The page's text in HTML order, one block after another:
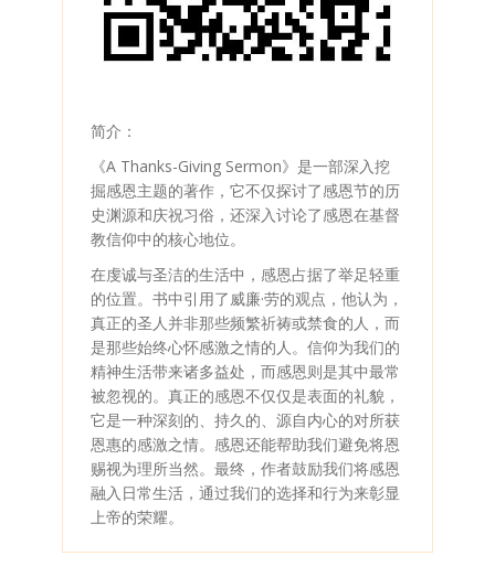
简介：
《A Thanks-Giving Sermon》是一部深入挖
掘感恩主题的著作，它不仅探讨了感恩节的历
史渊源和庆祝习俗，还深入讨论了感恩在基督
教信仰中的核心地位。
在虔诚与圣洁的生活中，感恩占据了举足轻重
的位置。书中引用了威廉·劳的观点，他认为，
真正的圣人并非那些频繁祈祷或禁食的人，而
是那些始终心怀感激之情的人。信仰为我们的
精神生活带来诸多益处，而感恩则是其中最常
被忽视的。真正的感恩不仅仅是表面的礼貌，
它是一种深刻的、持久的、源自内心的对所获
恩惠的感激之情。感恩还能帮助我们避免将恩
赐视为理所当然。最终，作者鼓励我们将感恩
融入日常生活，通过我们的选择和行为来彰显
上帝的荣耀。